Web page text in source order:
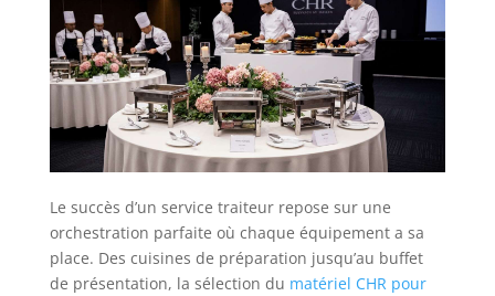
Le succès d’un service traiteur repose sur une
orchestration parfaite où chaque équipement a sa
place. Des cuisines de préparation jusqu’au buffet
de présentation, la sélection du matériel CHR pour